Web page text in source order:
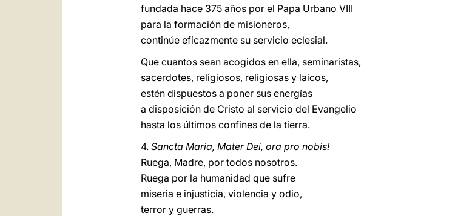
fundada hace 375 años por el Papa Urbano VIII
para la formación de misioneros,
continúe eficazmente su servicio eclesial.
Que cuantos sean acogidos en ella, seminaristas,
sacerdotes, religiosos, religiosas y laicos,
estén dispuestos a poner sus energías
a disposición de Cristo al servicio del Evangelio
hasta los últimos confines de la tierra.
4. Sancta Maria, Mater Dei, ora pro nobis!
Ruega, Madre, por todos nosotros.
Ruega por la humanidad que sufre
miseria e injusticia, violencia y odio,
terror y guerras.